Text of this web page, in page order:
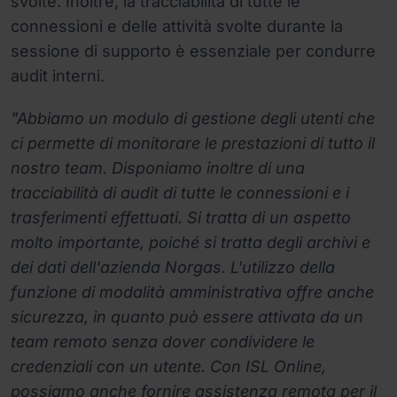
connessioni e delle attività svolte durante la
sessione di supporto è essenziale per condurre
audit interni.
"Abbiamo un modulo di gestione degli utenti che
ci permette di monitorare le prestazioni di tutto il
nostro team. Disponiamo inoltre di una
tracciabilità di audit di tutte le connessioni e i
trasferimenti effettuati. Si tratta di un aspetto
molto importante, poiché si tratta degli archivi e
dei dati dell'azienda Norgas. L'utilizzo della
funzione di modalità amministrativa offre anche
sicurezza, in quanto può essere attivata da un
team remoto senza dover condividere le
credenziali con un utente. Con ISL Online,
possiamo anche fornire assistenza remota per il